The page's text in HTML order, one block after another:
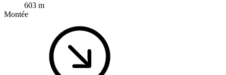
603 m
Montée